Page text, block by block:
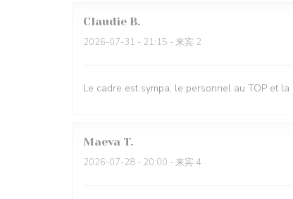
Claudie B
2026-07-31 - 21:15 - 来宾 2
Le cadre est sympa, le personnel au TOP et
Maeva T
2026-07-28 - 20:00 - 来宾 4